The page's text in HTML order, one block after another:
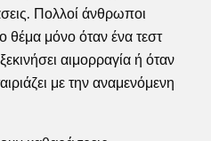
Πολλοί άνθρωποι
θέμα μόνο όταν ένα τεστ
αιμορραγία ή όταν
με την αναμενόμενη